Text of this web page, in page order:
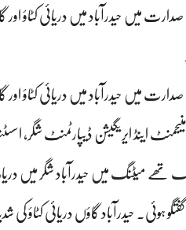
کی صدارت میں حیدرآباد میں دریائی
کی صدارت میں حیدرآباد میں دریائی
اینڈ ایریگیشن ڈیپارٹمنٹ شگر،
میٹنگ میں حیدرآباد شگر میں
ہوئی۔ حیدرآباد گاؤں دریائی کٹاؤ